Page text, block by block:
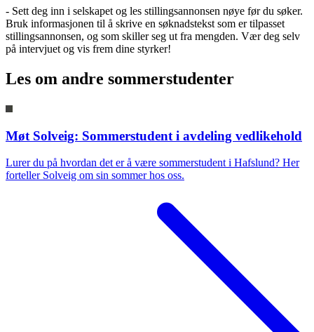
- Sett deg inn i selskapet og les stillingsannonsen nøye før du søker.
Bruk informasjonen til å skrive en søknadstekst som er tilpasset
stillingsannonsen, og som skiller seg ut fra mengden. Vær deg selv
på intervjuet og vis frem dine styrker!
Les om andre sommerstudenter
Møt Solveig: Sommerstudent i avdeling vedlikehold
Lurer du på hvordan det er å være sommerstudent i Hafslund? Her
forteller Solveig om sin sommer hos oss.